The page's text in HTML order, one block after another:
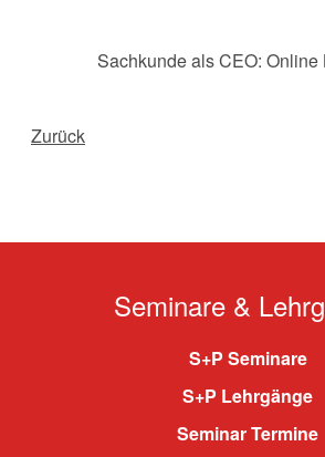
Sachkunde als CEO: Online
Zurück
Seminare &
S+P Seminare
S+P Lehrgänge
Seminar Termine